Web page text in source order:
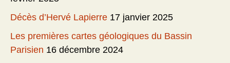
Décès d’Hervé Lapierre 17 janvier 2025
Les premières cartes géologiques du Bassin
Parisien 16 décembre 2024